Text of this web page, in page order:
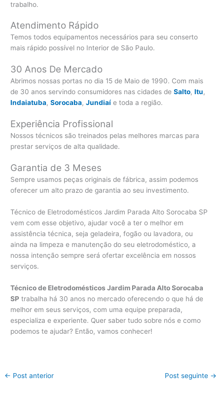
trabalho.
Atendimento Rápido
Temos todos equipamentos necessários para seu conserto
mais rápido possível no Interior de São Paulo.
30 Anos De Mercado
Abrimos nossas portas no dia 15 de Maio de 1990. Com mais
de 30 anos servindo consumidores nas cidades deSalto,Itu,
Indaiatuba,Sorocaba,Jundiaí e toda a região.
Experiência Profissional
Nossos técnicos são treinados pelas melhores marcas para
prestar serviços de alta qualidade.
Garantia de 3 Meses
Sempre usamos peças originais de fábrica, assim podemos
oferecer um alto prazo de garantia ao seu investimento.
Técnico de Eletrodomésticos Jardim Parada Alto Sorocaba SP
vem com esse objetivo, ajudar você a ter o melhor em
assistência técnica, seja geladeira, fogão ou lavadora, ou
ainda na limpeza e manutenção do seu eletrodoméstico, a
nossa intenção sempre será ofertar excelência em nossos
serviços.
Técnico de Eletrodomésticos Jardim Parada Alto Sorocaba
SP trabalha há 30 anos no mercado oferecendo o que há de
melhor em seus serviços, com uma equipe preparada,
especializa e experiente. Quer saber tudo sobre nós e como
podemos te ajudar? Então, vamos conhecer!
← Post anterior Post seguinte →